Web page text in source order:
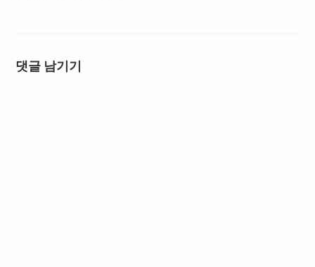
댓글 남기기